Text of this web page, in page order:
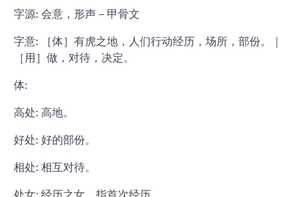
字源: 会意，形声－甲骨文
字意: ［体］有虎之地，人们行动经历，场所，部份。｜
［用］做，对待，决定。
体:
高处: 高地。
好处: 好的部份。
相处: 相互对待。
处女: 经历之女，指首次经历。